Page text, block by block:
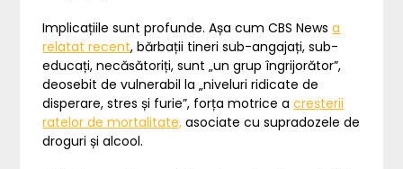
Implicațiile sunt profunde. Așa cum CBS Newsa
relatat recent, bărbații tineri sub-angajați, sub-
educați, necăsătoriți, sunt „un grup îngrijorător”,
deosebit de vulnerabil la „niveluri ridicate de
disperare, stres și furie”, forța motrice acreșterii
ratelor de mortalitate, asociate cu supradozele de
droguri și alcool.